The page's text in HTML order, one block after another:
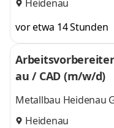
Heidenau
vor etwa 14 Stunden
au / CAD (m/w/d)
Metallbau Heidenau
Heidenau